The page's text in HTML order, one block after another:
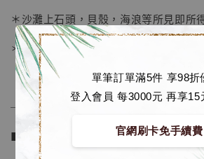
單筆訂單滿5件 享98折
登入會員 每3000元 再享15
官網刷卡免手續費
加購優惠【海賊王 布魯克達摩 [7STARS Studio]】
＊沙灘上石頭，貝殼，海浪等所見即所
＊下一彈敬請期待！
──────────────
■ 販售資訊 (NT$)：